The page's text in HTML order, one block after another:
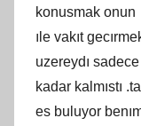
konusmak onun
ıle vakıt
uzereydı
kadar kalmıstı
es buluyor